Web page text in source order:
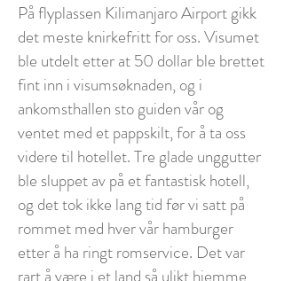
På flyplassen Kilimanjaro Airport gikk
det meste knirkefritt for oss. Visumet
ble utdelt etter at 50 dollar ble brettet
fint inn i visumsøknaden, og i
ankomsthallen sto guiden vår og
ventet med et pappskilt, for å ta oss
videre til hotellet. Tre glade unggutter
ble sluppet av på et fantastisk hotell,
og det tok ikke lang tid før vi satt på
rommet med hver vår hamburger
etter å ha ringt romservice. Det var
rart å være i et land så ulikt hjemme,